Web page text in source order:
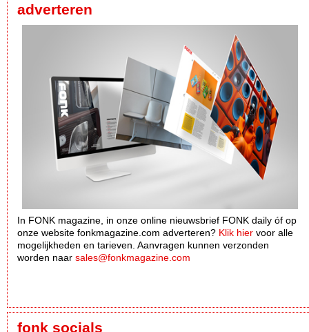
adverteren
In FONK magazine, in onze online nieuwsbrief FONK daily óf op
onze website fonkmagazine.com adverteren? Klik hier voor alle
mogelijkheden en tarieven. Aanvragen kunnen verzonden
worden naar sales@fonkmagazine.com
fonk socials